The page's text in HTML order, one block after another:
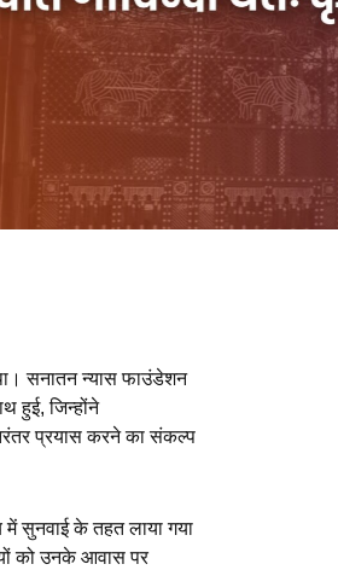
सनातन न्यास फाउंडेशन
हुई, जिन्होंने
प्रयास करने का संकल्प
में सुनवाई के तहत लाया गया
को उनके आवास पर